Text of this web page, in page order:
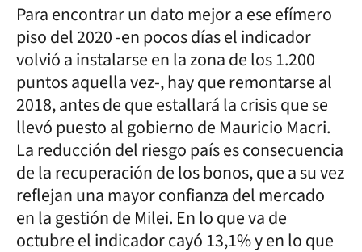
Para encontrar un dato mejor a ese efímero
piso del 2020 -en pocos días el indicador
volvió a instalarse en la zona de los 1.200
puntos aquella vez-, hay que remontarse al
2018, antes de que estallará la crisis que se
llevó puesto al gobierno de Mauricio Macri.
La reducción del riesgo país es consecuencia
de la recuperación de los bonos, que a su vez
reflejan una mayor confianza del mercado
en la gestión de Milei. En lo que va de
octubre el indicador cayó 13,1% y en lo que